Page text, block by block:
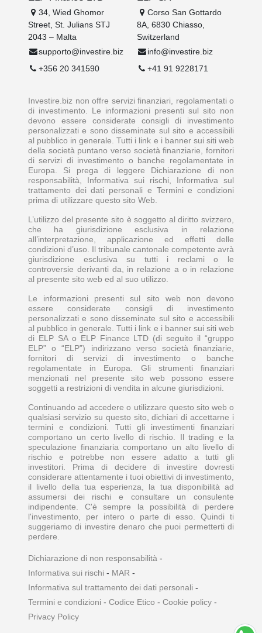
34, Wied Ghomor
Street, St. Julians STJ
2043 – Malta
supporto@investire.biz
+356 20 341590
Corso San Gottardo
8A, 6830 Chiasso,
Switzerland
info@investire.biz
+41 91 9228171
Investire.biz non offre servizi finanziari, regolamentati o
di investimento. Le informazioni presenti sul sito non
devono essere considerate consigli di investimento
personalizzati e sono disseminate sul sito e accessibili
al pubblico in generale. Tutti i link e i banner sui siti web
della società puntano verso società finanziarie, fornitori
di servizi di investimento o banche regolamentate in
Europa. Si prega di leggere Dichiarazione di non
responsabilità, Informativa sui rischi, Informativa sul
trattamento dei dati personali e Termini e condizioni
prima di utilizzare questo sito Web.
L’utilizzo del presente sito è soggetto al diritto svizzero,
che ha giurisdizione esclusiva in relazione
all’interpretazione, applicazione ed effetti delle
condizioni d’uso. Il tribunale cantonale competente avrà
giurisdizione esclusiva su tutti i reclami o le
controversie derivanti da, in relazione a o in relazione
al presente sito web ed al suo utilizzo.
Le informazioni presenti sul sito web non devono
essere considerate consigli di investimento
personalizzati e sono disseminate sul sito e accessibili
al pubblico in generale. Tutti i link e i banner sui siti web
di ELP SA o ELP Finance LTD (di seguito il “gruppo
ELP” o “ELP”) indirizzano verso società finanziarie,
fornitori di servizi di investimento o banche
regolamentate in Europa. Gli strumenti finanziari
menzionati nel presente sito web possono essere
soggetti a restrizioni di vendita in alcune giurisdizioni.
Continuando ad accedere o utilizzare questo sito web o
qualsiasi servizio su questo sito, dichiari di accettarne i
termini e condizioni. Tutti gli investimenti finanziari
comportano un certo livello di rischio. Il trading e la
speculazione finanziaria comportano un alto livello di
rischio e potrebbe non essere adatto a tutti gli
investitori. Prima di decidere di investire dovresti
considerare attentamente i tuoi obiettivi di investimento,
il livello della tua esperienza, la tua disponibilità ad
assumersi dei rischi e consultare un consulente
indipendente. C'è sempre la possibilità di perdere
l'investimento, per intero o parte di esso. Quindi ti
suggeriamo di investire denaro che puoi permetterti di
perdere.
Dichiarazione di non responsabilità -
Informativa sui rischi - MAR -
Informativa sul trattamento dei dati personali -
Termini e condizioni - Codice Etico - Cookie policy -
Privacy Policy